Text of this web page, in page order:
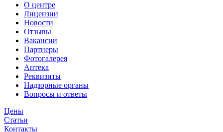
О центре
Лицензии
Новости
Отзывы
Вакансии
Партнеры
Фотогалерея
Аптека
Реквизиты
Надзорные органы
Вопросы и ответы
Цены
Статьи
Контакты